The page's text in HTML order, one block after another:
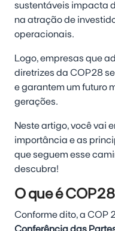
sustentáveis impacta
na atração de
operacionais.
Logo, empresas que
diretrizes da COP28
e garantem um futuro
gerações.
Neste artigo, você vai
importância e as
que seguem esse
descubra!
O que é
Conforme dito, a COP